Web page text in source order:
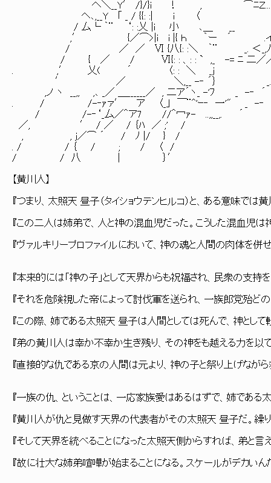
へ＼__Y′ /}/}i ！ , ⌒ﾆＺ.....
ヘ､,__Y ｢ _ / {{: :| ｉ 〈 / 厶
/ 厶└ ｀¨ ‘: :乂 |ｉ 小 ､＿ __ / ,
,′ {／⌒>|i i |{ ｈ ｀ー ´ .イ
/ ／ ／ Ⅵ {八{: :＼ ｀¨ _. ＜_,ﾉ
/ { ／ / Ⅵ{: : 、: : ` ,_ -= ﾆ 二／／
. ,′ 乂( ´ 〈: : ＼ _j ∨￣
′ ／ ＼,__ -‐ ´｝ _. ┴
,ノ ヽ __,, ,､ _／ ＿______／ , 二ア´ヽ_ -'ﾌ _ -‐
. / /-‐ｧァ′ ア 〈_｣ ￣¨^'ｰ‐ 一'" _
/ /-‐‘_厶／＾ア7 //＾冖ｧ-
／, ′ / ／ / ｛ﾊ ／ ;'
, , j／⌒ ´ / ﾉ |/ } /
. / / ｛ / ; / 〈 /
/ / 八 ｜ ｝′
【黄川人】
『つまり、太照天 昼子（タイショウテンヒルコ）と、ある意味では
『この二人は姉弟で、人と神の混血児だった。こうした混血児
『ヴァルキリープロファイルにおいて、神の魂と人間の肉体を併
『本来的には「神の子」として天界からも祝福され、民衆の支持
『それを危険視した帝によって討伐軍を送られ、一族郎党殆どの
『この際、姉である太照天 昼子は人間としては死んで、神として
『弟の黄川人は幸か不幸か生き残り、その神をも越える力を以
『直接的な仇である京の人間は元より、神の子と祭り上げなが
『一族の仇、ということは、一応家族愛はあるはずで、姉であ
『黄川人が仇と見做す天界の代表者がその太照天 昼子だ。繰
『そして天界を統べることになった太照天側からすれば、弟と
『故に壮大な姉弟喧嘩が始まることになる。スケールがデカいん